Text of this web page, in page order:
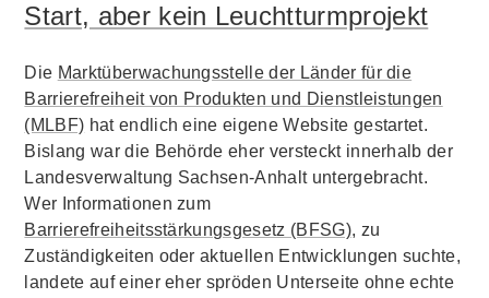
Start, aber kein Leuchtturmprojekt
Die Marktüberwachungsstelle der Länder für die
Barrierefreiheit von Produkten und Dienstleistungen
(MLBF) hat endlich eine eigene Website gestartet.
Bislang war die Behörde eher versteckt innerhalb der
Landesverwaltung Sachsen-Anhalt untergebracht.
Wer Informationen zum
Barrierefreiheitsstärkungsgesetz (BFSG), zu
Zuständigkeiten oder aktuellen Entwicklungen suchte,
landete auf einer eher spröden Unterseite ohne echte